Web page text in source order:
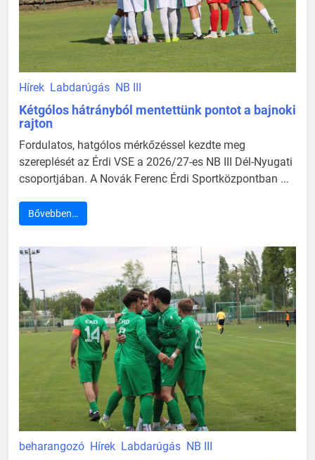
Hírek Labdarúgás NB III
Kétgólos hátrányból mentettünk pontot a bajnoki
rajton
Fordulatos, hatgólos mérkőzéssel kezdte meg
szereplését az Érdi VSE a 2026/27-es NB III Dél-Nyugati
csoportjában. A Novák Ferenc Érdi Sportközpontban ...
Bővebben…
beharangozó Hírek Labdarúgás NB III